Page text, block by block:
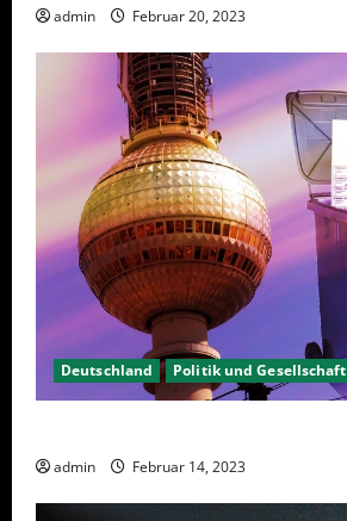
admin Februar 20, 2023
Deutschland Politik und Gesellschaft
admin Februar 14, 2023